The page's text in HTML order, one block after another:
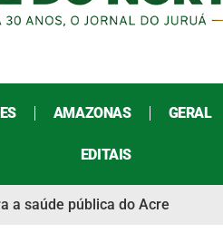
AMAZONAS GERAL
EDITAIS
a saúde pública do Acre